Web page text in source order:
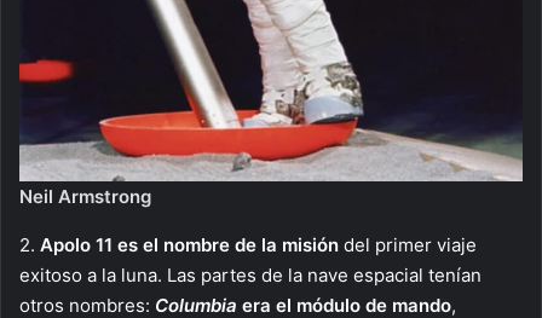
Neil Armstrong
2. Apolo 11 es el nombre de la misión del primer viaje
exitoso a la luna. Las partes de la nave espacial tenían
otros nombres: Columbia era el módulo de mando,